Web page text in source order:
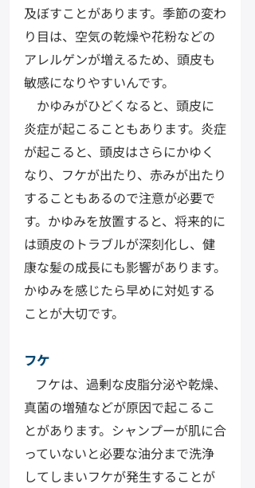
及ぼすことがあります。季節の変わ
り目は、空気の乾燥や花粉などの
アレルゲンが増えるため、頭皮も
敏感になりやすいんです。
かゆみがひどくなると、頭皮に
炎症が起こることもあります。炎症
が起こると、頭皮はさらにかゆく
なり、フケが出たり、赤みが出たり
することもあるので注意が必要で
す。かゆみを放置すると、将来的に
は頭皮のトラブルが深刻化し、健
康な髪の成長にも影響があります。
かゆみを感じたら早めに対処する
ことが大切です。
フケ
フケは、過剰な皮脂分泌や乾燥、
真菌の増殖などが原因で起こるこ
とがあります。シャンプーが肌に合
っていないと必要な油分まで洗浄
してしまいフケが発生することが